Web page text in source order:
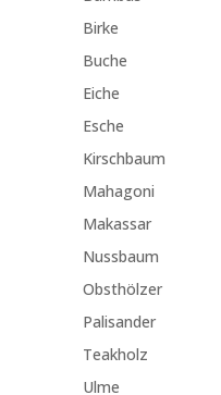
Birke
Buche
Eiche
Esche
Kirschbaum
Mahagoni
Makassar
Nussbaum
Obsthölzer
Palisander
Teakholz
Ulme